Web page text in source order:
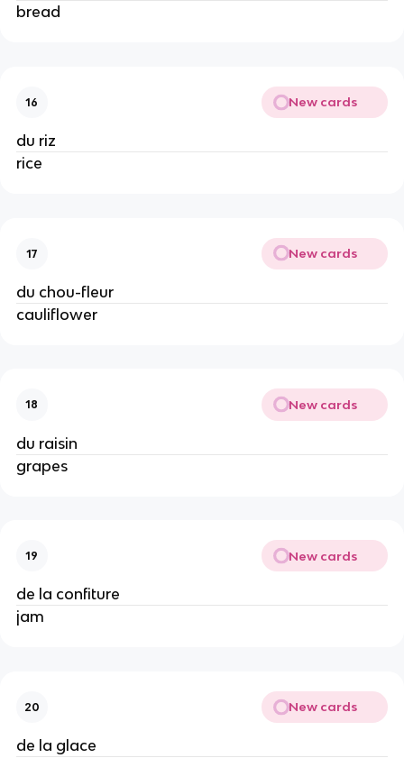
bread
16 New cards
du riz
rice
17 New cards
du chou-fleur
cauliflower
18 New cards
du raisin
grapes
19 New cards
de la confiture
jam
20 New cards
de la glace